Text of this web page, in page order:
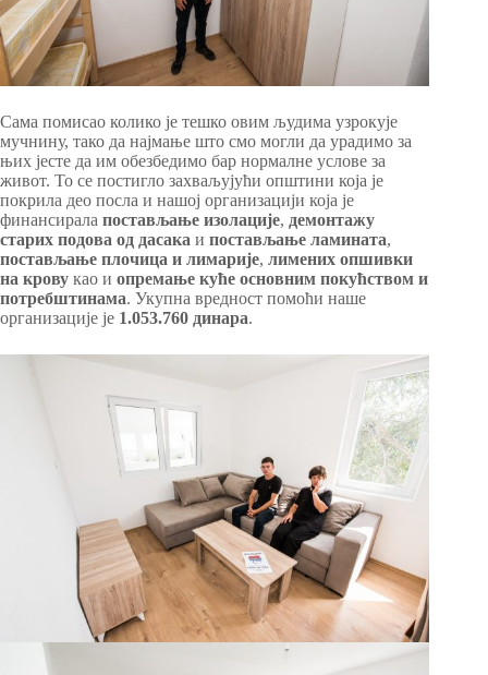
Сама помисао колико је тешко овим људима узрокује
мучнину, тако да најмање што смо могли да урадимо за
њих јесте да им обезбедимо бар нормалне услове за
живот. То се постигло захваљујући општини која је
покрила део посла и нашој организацији која је
финансирала постављање изолације, демонтажу
старих подова од дасака и постављање ламината,
постављање плочица и лимарије, лимених опшивки
на крову као и опремање куће основним покућством и
потребштинама. Укупна вредност помоћи наше
организације је 1.053.760 динара.